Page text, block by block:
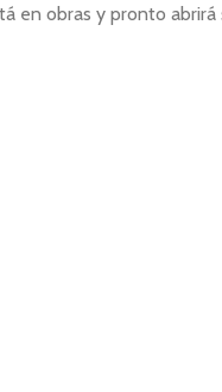
en obras y pronto abrirá